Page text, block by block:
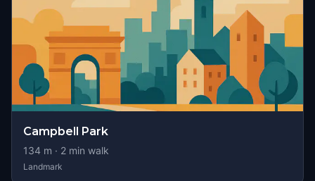
Campbell Park
134 m · 2 min walk
Landmark